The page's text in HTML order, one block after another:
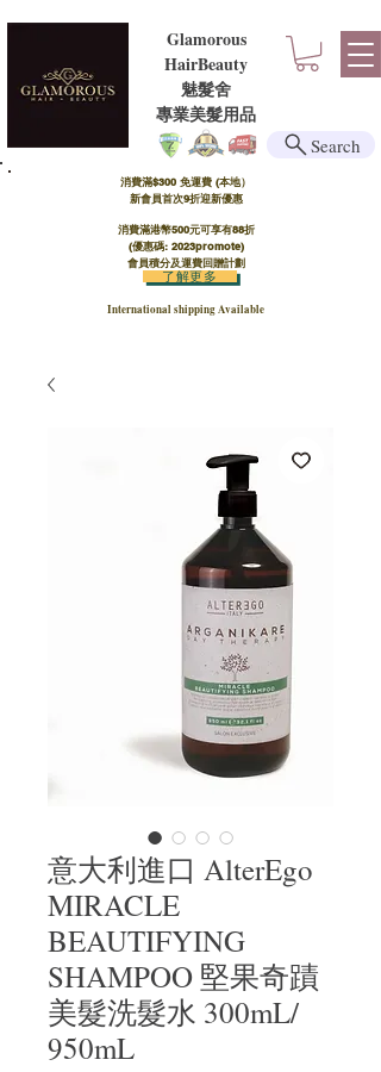
Glamorous
HairBeauty
魅髮舍
​​專業美髮用品
消費滿$300 免運費 (本地）​
新會員首次9折迎新優惠
消費滿港幣500元可享有88折
(優惠碼: 2023promote)
會員積分及運費回贈計劃
International shipping Available
了解更多
Search
意大利進口 AlterEgo
MIRACLE
BEAUTIFYING
SHAMPOO 堅果奇蹟
美髮洗髮水 300mL/
950mL